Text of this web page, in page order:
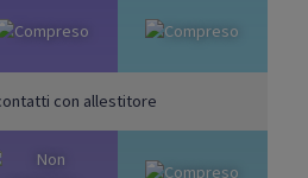
con allestitore